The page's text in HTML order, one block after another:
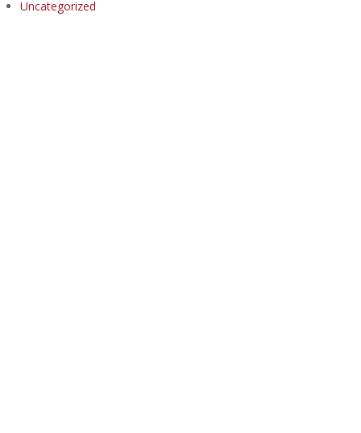
Uncategorized